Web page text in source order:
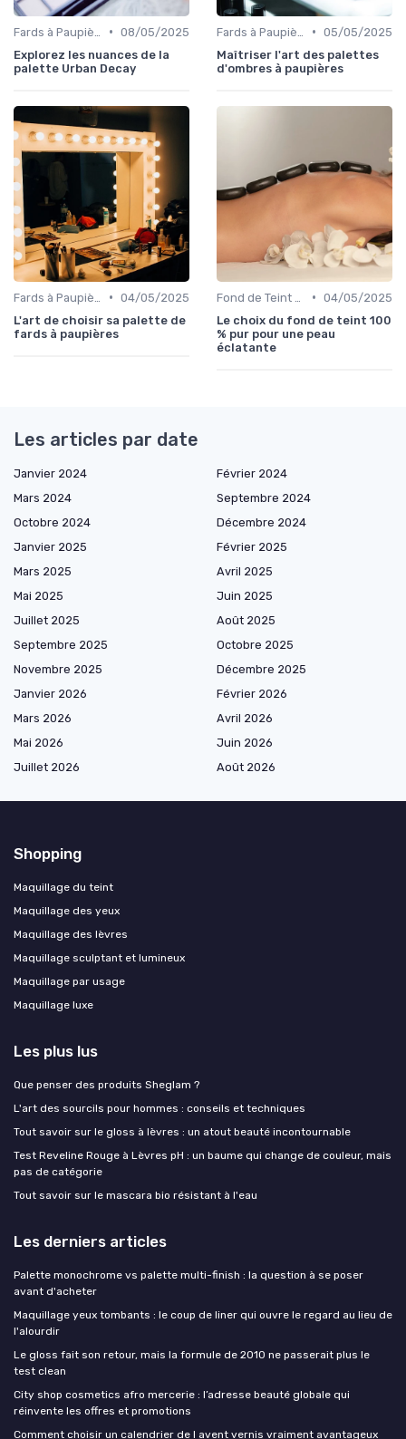
• 08/05/2025
Explorez les nuances de la
palette Urban Decay
• 05/05/2025
Maîtriser l'art des palettes
d'ombres à paupières
• 04/05/2025
L'art de choisir sa palette de
fards à paupières
• 04/05/2025
Le choix du fond de teint 100
% pur pour une peau
éclatante
Les articles par date
Janvier 2024
Février 2024
Mars 2024
Septembre 2024
Octobre 2024
Décembre 2024
Janvier 2025
Février 2025
Mars 2025
Avril 2025
Mai 2025
Juin 2025
Juillet 2025
Août 2025
Septembre 2025
Octobre 2025
Novembre 2025
Décembre 2025
Janvier 2026
Février 2026
Mars 2026
Avril 2026
Mai 2026
Juin 2026
Juillet 2026
Août 2026
Shopping
Maquillage du teint
Maquillage des yeux
Maquillage des lèvres
Maquillage sculptant et lumineux
Maquillage par usage
Maquillage luxe
Les plus lus
Que penser des produits Sheglam ?
L'art des sourcils pour hommes : conseils et techniques
Tout savoir sur le gloss à lèvres : un atout beauté incontournable
Test Reveline Rouge à Lèvres pH : un baume qui change de couleur, mais
pas de catégorie
Tout savoir sur le mascara bio résistant à l'eau
Les derniers articles
Palette monochrome vs palette multi-finish : la question à se poser
avant d'acheter
Maquillage yeux tombants : le coup de liner qui ouvre le regard au lieu de
l'alourdir
Le gloss fait son retour, mais la formule de 2010 ne passerait plus le
test clean
City shop cosmetics afro mercerie : l’adresse beauté globale qui
réinvente les offres et promotions
Comment choisir un calendrier de l avent vernis vraiment avantageux